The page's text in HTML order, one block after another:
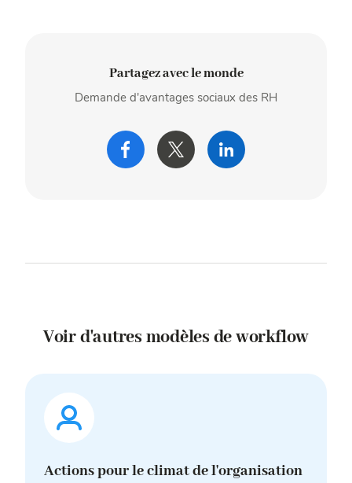
Partagez avec le monde
Demande d'avantages sociaux des RH
Voir d'autres modèles de workflow
Actions pour le climat de l'organisation